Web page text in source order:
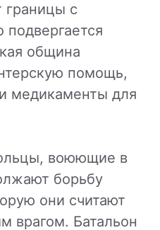
границы с
подвергается
община
помощь,
медикаменты для
воюющие в
борьбу
они считают
врагом. Батальон